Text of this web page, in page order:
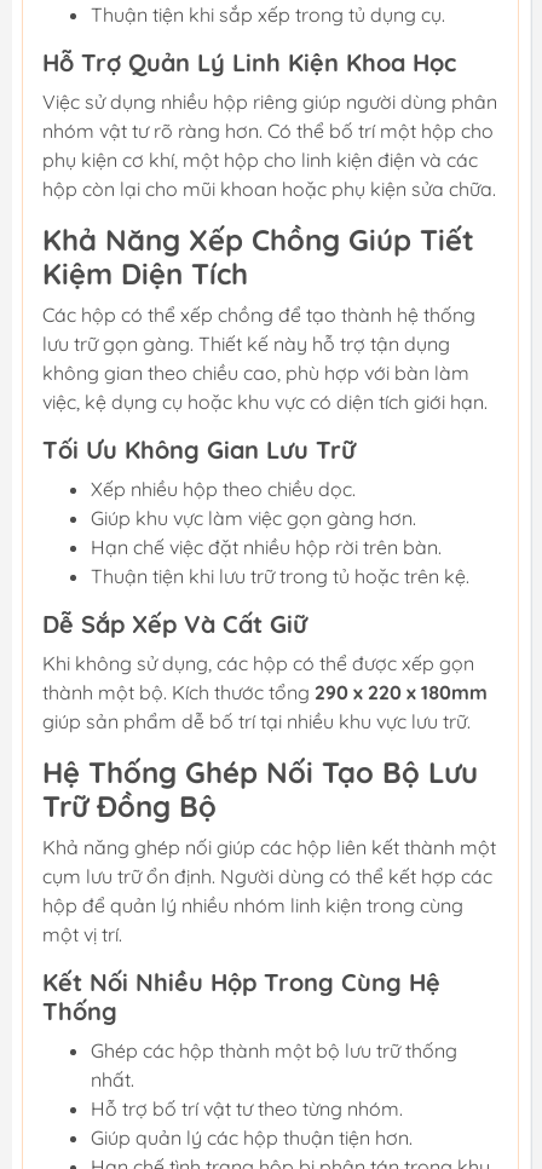
Thuận tiện khi sắp xếp trong tủ dụng cụ.
Hỗ Trợ Quản Lý Linh Kiện Khoa Học
Việc sử dụng nhiều hộp riêng giúp người dùng phân
nhóm vật tư rõ ràng hơn. Có thể bố trí một hộp cho
phụ kiện cơ khí, một hộp cho linh kiện điện và các
hộp còn lại cho mũi khoan hoặc phụ kiện sửa chữa.
Khả Năng Xếp Chồng Giúp Tiết
Kiệm Diện Tích
Các hộp có thể xếp chồng để tạo thành hệ thống
lưu trữ gọn gàng. Thiết kế này hỗ trợ tận dụng
không gian theo chiều cao, phù hợp với bàn làm
việc, kệ dụng cụ hoặc khu vực có diện tích giới hạn.
Tối Ưu Không Gian Lưu Trữ
Xếp nhiều hộp theo chiều dọc.
Giúp khu vực làm việc gọn gàng hơn.
Hạn chế việc đặt nhiều hộp rời trên bàn.
Thuận tiện khi lưu trữ trong tủ hoặc trên kệ.
Dễ Sắp Xếp Và Cất Giữ
Khi không sử dụng, các hộp có thể được xếp gọn
thành một bộ. Kích thước tổng 290 x 220 x 180mm
giúp sản phẩm dễ bố trí tại nhiều khu vực lưu trữ.
Hệ Thống Ghép Nối Tạo Bộ Lưu
Trữ Đồng Bộ
Khả năng ghép nối giúp các hộp liên kết thành một
cụm lưu trữ ổn định. Người dùng có thể kết hợp các
hộp để quản lý nhiều nhóm linh kiện trong cùng
một vị trí.
Kết Nối Nhiều Hộp Trong Cùng Hệ
Thống
Ghép các hộp thành một bộ lưu trữ thống
nhất.
Hỗ trợ bố trí vật tư theo từng nhóm.
Giúp quản lý các hộp thuận tiện hơn.